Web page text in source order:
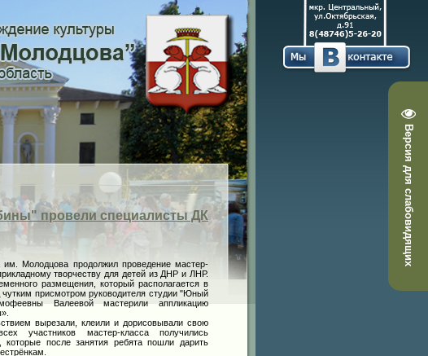
Версия для слабовидящих
провели специалисты ДК
им. Молодцова продолжил проведение мастер-
творчеству для детей из ДНР и ЛНР.
размещения, который располагается в
присмотром руководителя студии "Юный
Валеевой мастерили аппликацию
вырезали, клеили и дорисовывали свою
участников мастер-класса получились
которые после занятия ребята пошли дарить